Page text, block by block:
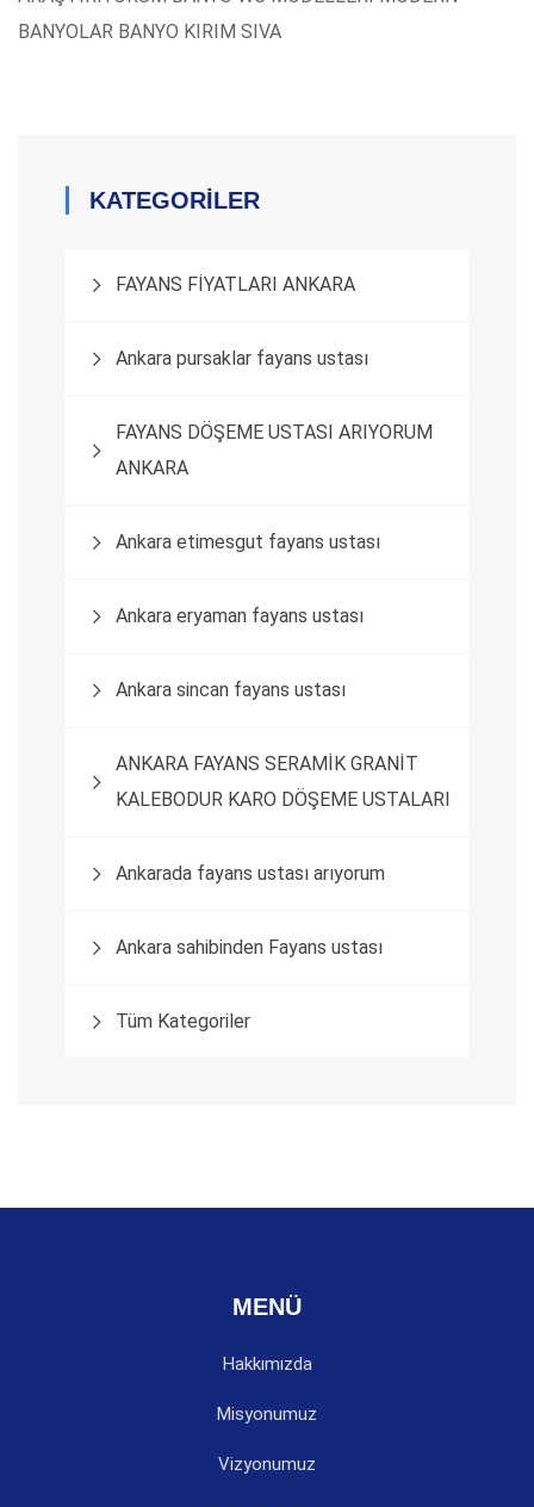
BANYOLAR BANYO KIRIM SIVA
KATEGORİLER
FAYANS FİYATLARI ANKARA
Ankara pursaklar fayans ustası
FAYANS DÖŞEME USTASI ARIYORUM
ANKARA
Ankara etimesgut fayans ustası
Ankara eryaman fayans ustası
Ankara sincan fayans ustası
ANKARA FAYANS SERAMİK GRANİT
KALEBODUR KARO DÖŞEME USTALARI
Ankarada fayans ustası arıyorum
Ankara sahibinden Fayans ustası
Tüm Kategoriler
MENÜ
Hakkımızda
Misyonumuz
Vizyonumuz